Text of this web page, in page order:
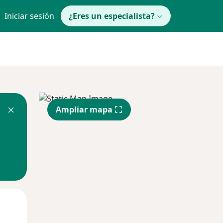
Iniciar sesión ¿Eres un especialista?
Ampliar mapa